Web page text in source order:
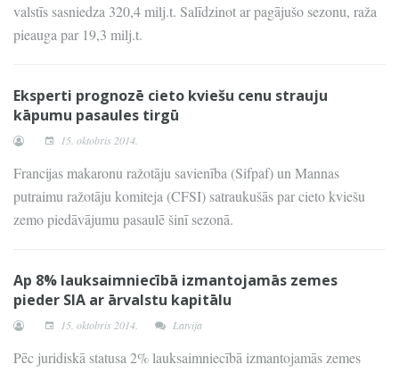
valstīs sasniedza 320,4 milj.t. Salīdzinot ar pagājušo sezonu, raža
pieauga par 19,3 milj.t.
Eksperti prognozē cieto kviešu cenu strauju
kāpumu pasaules tirgū
15. oktobris 2014.
Francijas makaronu ražotāju savienība (Sifpaf) un Mannas
putraimu ražotāju komiteja (CFSI) satraukušās par cieto kviešu
zemo piedāvājumu pasaulē šinī sezonā.
Ap 8% lauksaimniecībā izmantojamās zemes
pieder SIA ar ārvalstu kapitālu
15. oktobris 2014. Latvija
Pēc juridiskā statusa 2% lauksaimniecībā izmantojamās zemes